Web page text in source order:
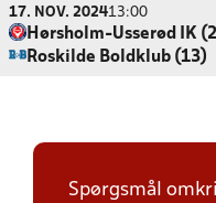
17. NOV. 202413:00
Hørsholm-Usserød IK
Roskilde Boldklub (13)
Spørgsmål